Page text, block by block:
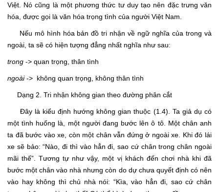
Việt. Nó cũng là một phương thức tư duy tạo nên đặc trưng văn
hóa, được gọi là văn hóa trọng tình của người Việt Nam.
Nếu mô hình hóa bản đồ tri nhận về ngữ nghĩa của trong và
ngoài, ta sẽ có hiện tượng đẳng nhất nghĩa như sau:
trong -> quan trọng, thân tình
ngoài-> không quan trọng, không thân tình
Dạng 2. Tri nhận không gian theo đường phân cắt
Đây là kiểu định hướng không gian thuộc (1.4). Ta giả dụ có
một tình huống là, một người đang bước lên ô tô. Một chân anh
ta đã bước vào xe, còn một chân vẫn đứng ở ngoài xe. Khi đó lái
xe sẽ bảo: “Nào, đi thì vào hẳn đi, sao cứ chân trong chân ngoài
mãi thế”. Tương tự như vậy, một vị khách đến chơi nhà khi đã
bước một chân vào nhà nhưng còn do dự chưa quyết định có nên
vào hay không thì chủ nhà nói: “Kìa, vào hẳn đi, sao cứ chân